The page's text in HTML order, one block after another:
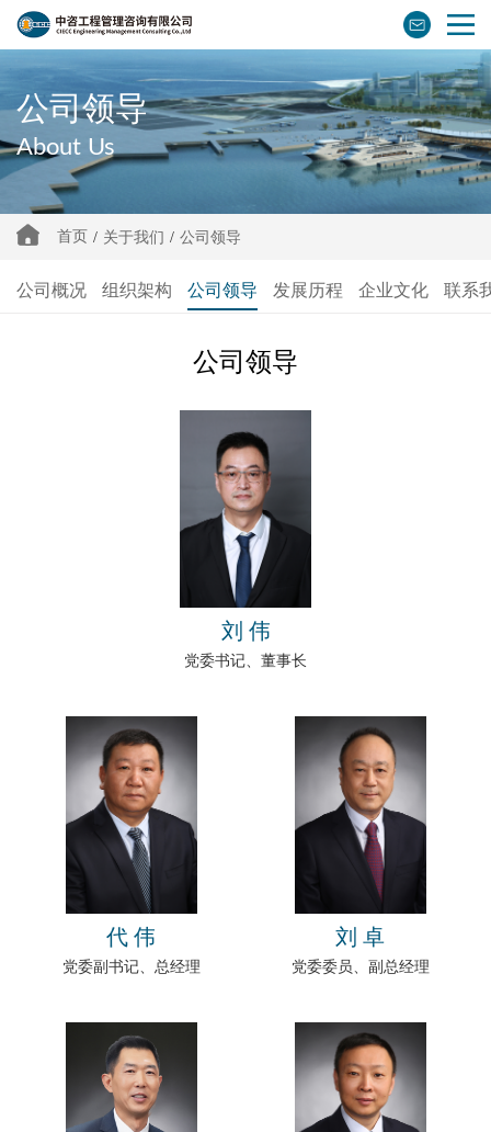
公司领导
About Us
首页 / 关于我们 / 公司领导
公司概况 组织架构 公司领导 发展历程 企业文化 联系
公司领导
刘 伟
党委书记、董事长
代 伟
党委副书记、总经理
刘 卓
党委委员、副总经理